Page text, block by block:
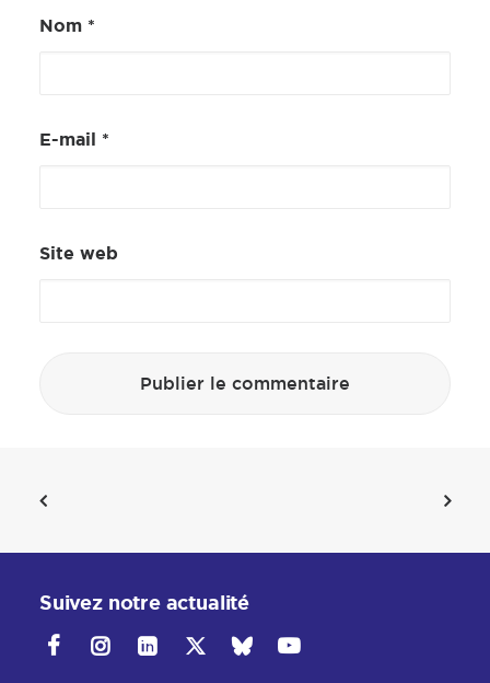
Nom *
E-mail *
Site web
Suivez notre actualité